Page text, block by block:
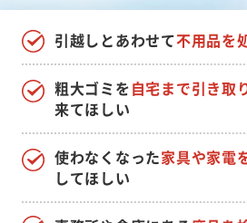
引越しとあわせて不用品を
使わなくなった家具や家電
してほしい
粗大ゴミを自宅まで引き取
来てほしい